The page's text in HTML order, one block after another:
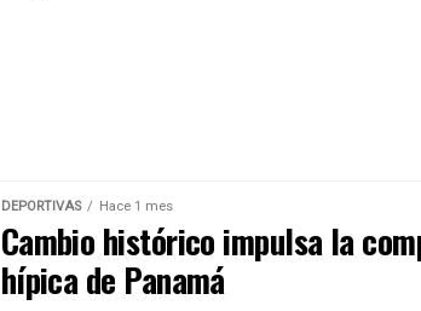
DEPORTIVAS Hace 1 mes
Cambio histórico impulsa la
hípica de Panamá